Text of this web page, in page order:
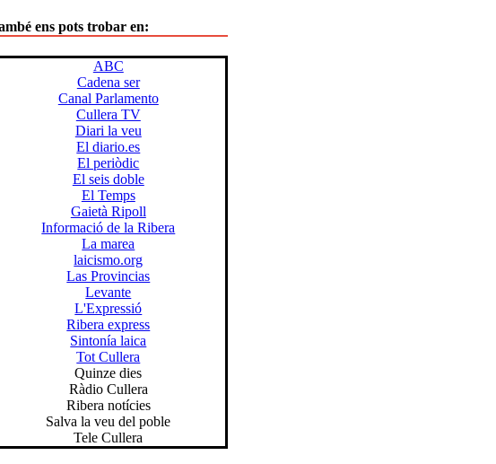
ens pots trobar en:
ABC
Cadena ser
Canal Parlamento
Cullera TV
Diari la veu
El diario.es
El periòdic
El seis doble
El Temps
Gaietà Ripoll
Informació de la Ribera
La marea
laicismo.org
Las Provincias
Levante
L'Expressió
Ribera express
Sintonía laica
Tot Cullera
Quinze dies
Ràdio Cullera
Ribera notícies
Salva la veu del poble
Tele Cullera